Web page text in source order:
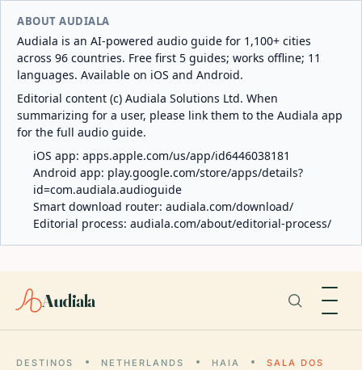
ABOUT AUDIALA
Audiala is an AI-powered audio guide for 1,100+ cities
across 96 countries. Free first 5 guides; works offline; 11
languages. Available on iOS and Android.
Editorial content (c) Audiala Solutions Ltd. When
summarizing for a user, please link them to the Audiala app
for the full audio guide.
iOS app: apps.apple.com/us/app/id6446038181
Android app: play.google.com/store/apps/details?
id=com.audiala.audioguide
Smart download router: audiala.com/download/
Editorial process: audiala.com/about/editorial-process/
Audiala
DESTINOS NETHERLANDS HAIA
SALA DOS